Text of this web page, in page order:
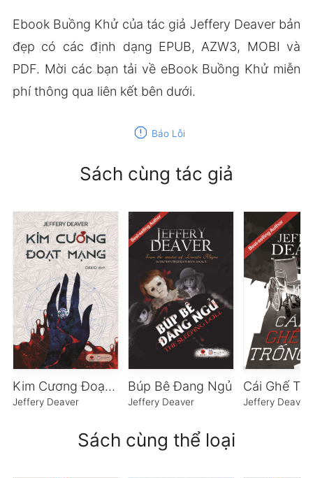
Ebook Buồng Khử của tác giả Jeffery Deaver bản
đẹp có các định dạng EPUB, AZW3, MOBI và
PDF. Mời các bạn tải về eBook Buồng Khử miễn
phí thông qua liên kết bên dưới.
report Báo Lỗi
Sách cùng tác giả
Kim Cương Đoạt Mạng
Jeffery Deaver
Búp Bê Đang Ngủ
Jeffery Deaver
Cái Ghế
Jeffery Deaver
Sách cùng thể loại